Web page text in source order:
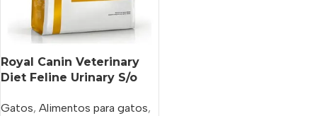
Royal Canin Veterinary
Diet Feline Urinary S/o
Gatos, Alimentos para gatos,